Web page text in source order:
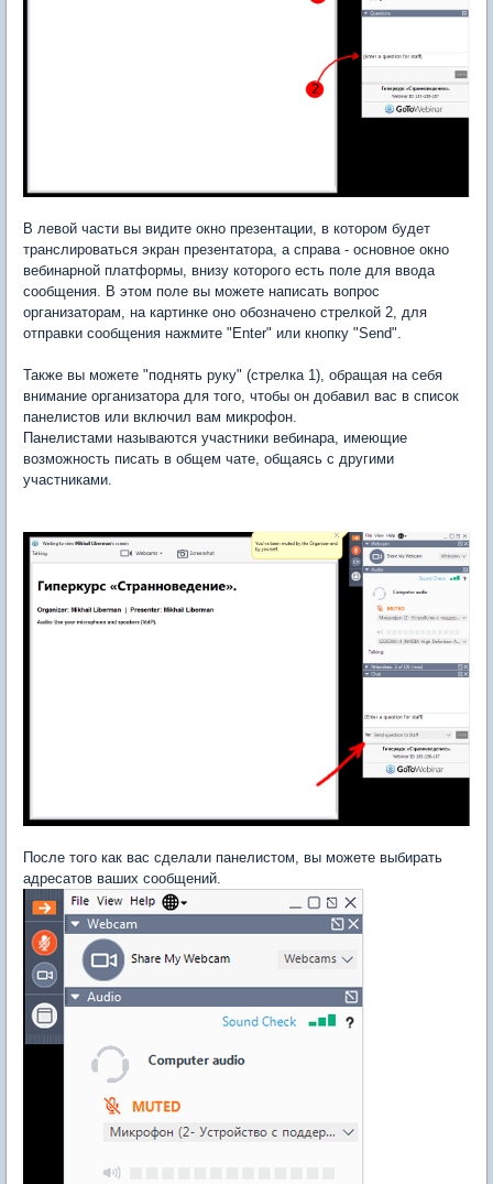
В левой части вы видите окно презентации, в котором будет
транслироваться экран презентатора, а справа - основное окно
вебинарной платформы, внизу которого есть поле для ввода
сообщения. В этом поле вы можете написать вопрос
организаторам, на картинке оно обозначено стрелкой 2, для
отправки сообщения нажмите "Enter" или кнопку "Send".
Также вы можете "поднять руку" (стрелка 1), обращая на себя
внимание организатора для того, чтобы он добавил вас в список
панелистов или включил вам микрофон.
Панелистами называются участники вебинара, имеющие
возможность писать в общем чате, общаясь с другими
участниками.
После того как вас сделали панелистом, вы можете выбирать
адресатов ваших сообщений.